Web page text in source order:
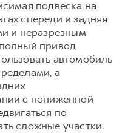
подвеска на
спереди и задняя
и неразрезным
привод
автомобиль
а
с пониженной
по
сложные участки.